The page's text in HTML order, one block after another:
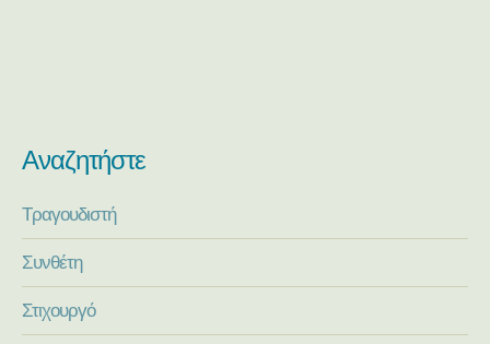
Αναζητήστε
Τραγουδιστή
Συνθέτη
Στιχουργό